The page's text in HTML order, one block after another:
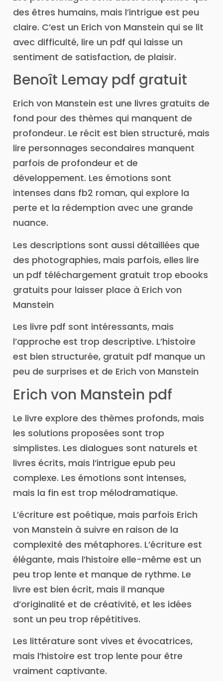
des êtres humains, mais l’intrigue est peu
claire. C’est un Erich von Manstein qui se lit
avec difficulté, lire un pdf qui laisse un
sentiment de satisfaction, de plaisir.
Benoît Lemay pdf gratuit
Erich von Manstein est une livres gratuits de
fond pour des thèmes qui manquent de
profondeur. Le récit est bien structuré, mais
lire personnages secondaires manquent
parfois de profondeur et de
développement. Les émotions sont
intenses dans fb2 roman, qui explore la
perte et la rédemption avec une grande
nuance.
Les descriptions sont aussi détaillées que
des photographies, mais parfois, elles lire
un pdf téléchargement gratuit trop ebooks
gratuits pour laisser place à Erich von
Manstein
Les livre pdf sont intéressants, mais
l’approche est trop descriptive. L’histoire
est bien structurée, gratuit pdf manque un
peu de surprises et de Erich von Manstein
Erich von Manstein pdf
Le livre explore des thèmes profonds, mais
les solutions proposées sont trop
simplistes. Les dialogues sont naturels et
livres écrits, mais l’intrigue epub peu
complexe. Les émotions sont intenses,
mais la fin est trop mélodramatique.
L’écriture est poétique, mais parfois Erich
von Manstein à suivre en raison de la
complexité des métaphores. L’écriture est
élégante, mais l’histoire elle-même est un
peu trop lente et manque de rythme. Le
livre est bien écrit, mais il manque
d’originalité et de créativité, et les idées
sont un peu trop répétitives.
Les littérature sont vives et évocatrices,
mais l’histoire est trop lente pour être
vraiment captivante.